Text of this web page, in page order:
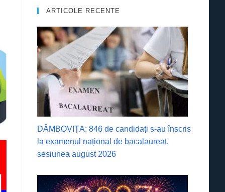
ARTICOLE RECENTE
DÂMBOVIȚA: 846 de candidați s-au înscris
la examenul național de bacalaureat,
sesiunea august 2026